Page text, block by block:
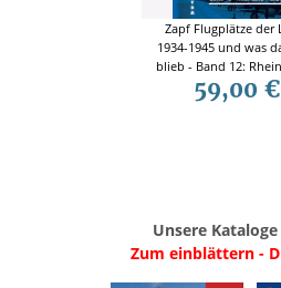
Zapf Flugplätze der
1934-1945 und was
blieb - Band 12:
und Saarland
59,00 €
Unsere
Zum einblättern -